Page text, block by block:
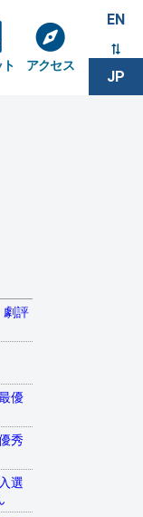
EN
JP
アクセス
評
優
秀
選